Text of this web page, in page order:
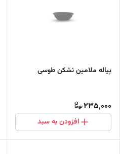
پیاله ملامین نشکن طوسی
235,000
افزودن به سبد